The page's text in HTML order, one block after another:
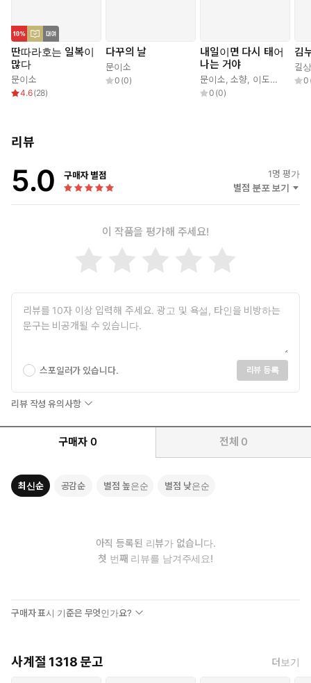
딴따라호는 일복이
많다
문이소
4.6(28)
다꾸의 날
문이소
0 (0)
내일이면 다시 태어
나는 거야
문이소 ,소향 이도해 하유지
0 (0)
김
길
0
리뷰
5.0 구매자 별점 1명 평가
별점 분포 보기
이 작품을 평가해 주세요!
스포일러가 있습니다. 리뷰 등록
리뷰 작성 유의사항
구매자 0 전체 0
최신순 공감순 별점 높은순 별점 낮은순
아직 등록된 리뷰가 없습니다.
첫 번째 리뷰를 남겨주세요!
구매자 표시 기준은 무엇인가요?
사계절 1318 문고 더보기